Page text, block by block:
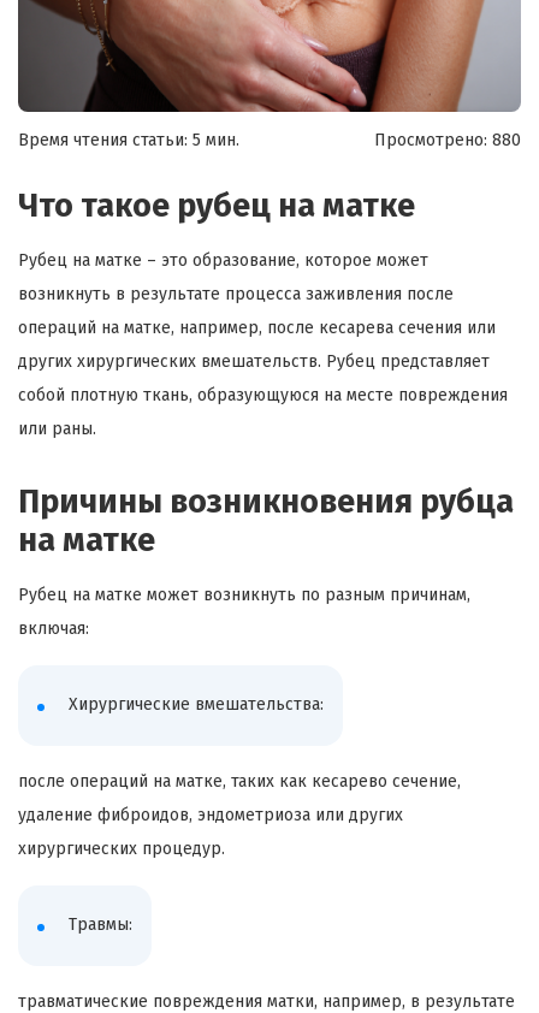
Время чтения статьи: 5 мин. Просмотрено: 880
Что такое рубец на матке
Рубец на матке – это образование, которое может
возникнуть в результате процесса заживления после
операций на матке, например, после кесарева сечения или
других хирургических вмешательств. Рубец представляет
собой плотную ткань, образующуюся на месте повреждения
или раны.
Причины возникновения рубца
на матке
Рубец на матке может возникнуть по разным причинам,
включая:
Хирургические вмешательства:
после операций на матке, таких как кесарево сечение,
удаление фиброидов, эндометриоза или других
хирургических процедур.
Травмы:
травматические повреждения матки, например, в результате